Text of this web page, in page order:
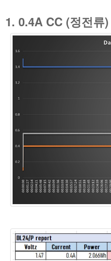
1. 0.4A CC (정전